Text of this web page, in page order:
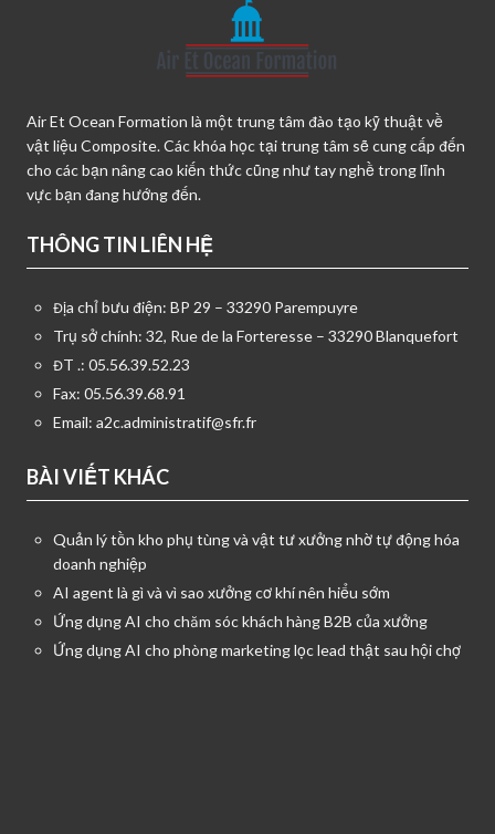
Air Et Ocean Formation là một trung tâm đào tạo kỹ thuật về
vật liệu Composite. Các khóa học tại trung tâm sẽ cung cấp đến
cho các bạn nâng cao kiến thức cũng như tay nghề trong lĩnh
vực bạn đang hướng đến.
THÔNG TIN LIÊN HỆ
Địa chỉ bưu điện: BP 29 – 33290 Parempuyre
Trụ sở chính: 32, Rue de la Forteresse – 33290 Blanquefort
ĐT .: 05.56.39.52.23
Fax: 05.56.39.68.91
Email: a2c.administratif@sfr.fr
BÀI VIẾT KHÁC
Quản lý tồn kho phụ tùng và vật tư xưởng nhờ tự động hóa
doanh nghiệp
AI agent là gì và vì sao xưởng cơ khí nên hiểu sớm
Ứng dụng AI cho chăm sóc khách hàng B2B của xưởng
Ứng dụng AI cho phòng marketing lọc lead thật sau hội chợ